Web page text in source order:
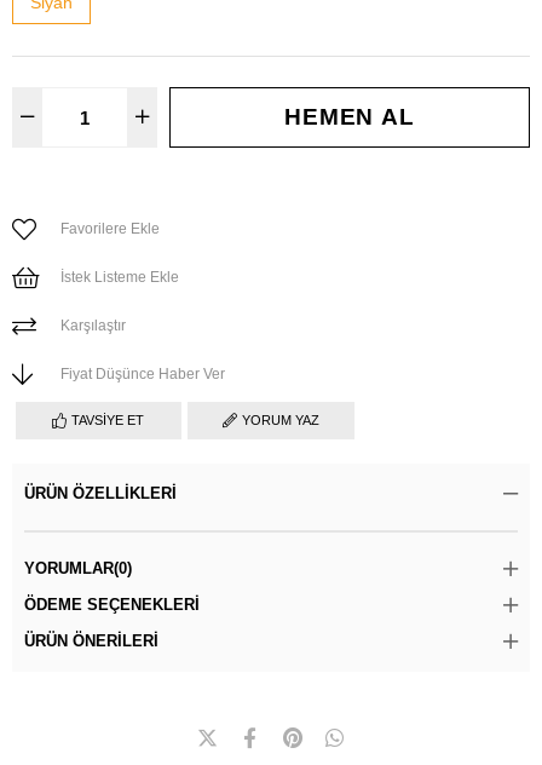
Favorilere Ekle
İstek Listeme Ekle
Karşılaştır
Fiyat Düşünce Haber Ver
TAVSIYE ET YORUM YAZ
ÜRÜN ÖZELLIKLERI
YORUMLAR(0)
ÖDEME SEÇENEKLERI
ÜRÜN ÖNERILERI